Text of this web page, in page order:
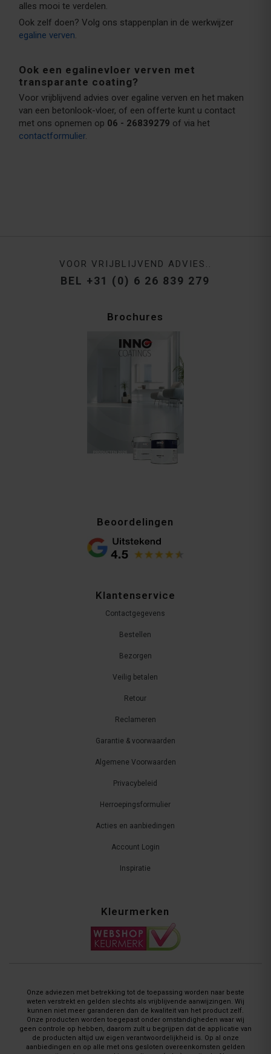
alles mooi te verdelen.
Ook zelf doen? Volg ons stappenplan in de werkwijzer
egaline verven.
Ook een egalinevloer verven met
transparante coating?
Voor vrijblijvend advies over egaline verven en het maken
van een betonlook-vloer, of een offerte kunt u contact
met ons opnemen op 06 - 26839279 of via het
contactformulier.
VOOR VRIJBLIJVEND ADVIES..
BEL +31 (0) 6 26 839 279
Brochures
Beoordelingen
Klantenservice
Contactgegevens
Bestellen
Bezorgen
Veilig betalen
Retour
Reclameren
Garantie & voorwaarden
Algemene Voorwaarden
Privacybeleid
Herroepingsformulier
Acties en aanbiedingen
Account Login
Inspiratie
Kleurmerken
Onze adviezen met betrekking tot de toepassing worden naar beste
weten verstrekt en gelden slechts als vrijblijvende aanwijzingen. Wij
kunnen niet meer garanderen dan de kwaliteit van het product zelf.
Onze producten worden toegepast onder omstandigheden waar wij
geen controle op hebben, daarom zult u begrijpen dat de applicatie van
de producten altijd uw eigen verantwoordelijkheid is. Op al onze
aanbiedingen en op alle met ons gesloten overeenkomsten gelden